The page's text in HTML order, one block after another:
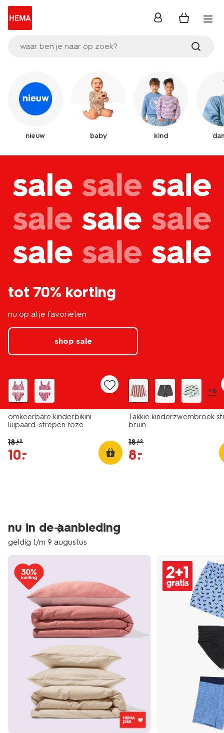
waar ben je naar op zoek?
inloggen
nieuw baby kind
tot 70% korting
nu op al je favorieten
shop sale
omkeerbare kinderbikini
luipaard-strepen roze
18.49
10.
–
+6
Takkie kinderzwembroek
bruin
18.49
8.
–
nu in de aanbieding
geldig t/m 9 augustus